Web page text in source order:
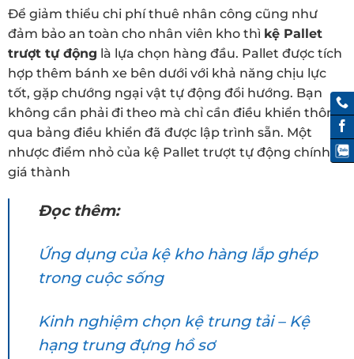
Để giảm thiểu chi phí thuê nhân công cũng như
đảm bảo an toàn cho nhân viên kho thì kệ Pallet
trượt tự động là lựa chọn hàng đầu. Pallet được tích
hợp thêm bánh xe bên dưới với khả năng chịu lực
tốt, gặp chướng ngại vật tự động đổi hướng. Bạn
không cần phải đi theo mà chỉ cần điều khiển thông
qua bảng điều khiển đã được lập trình sẵn. Một
nhược điểm nhỏ của kệ Pallet trượt tự động chính là
giá thành
Đọc thêm:
Ứng dụng của kệ kho hàng lắp ghép
trong cuộc sống
Kinh nghiệm chọn kệ trung tải – Kệ
hạng trung đựng hồ sơ